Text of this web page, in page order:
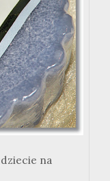
na